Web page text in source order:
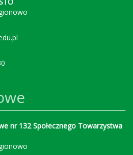
nr 132 Społecznego Towarzystwa